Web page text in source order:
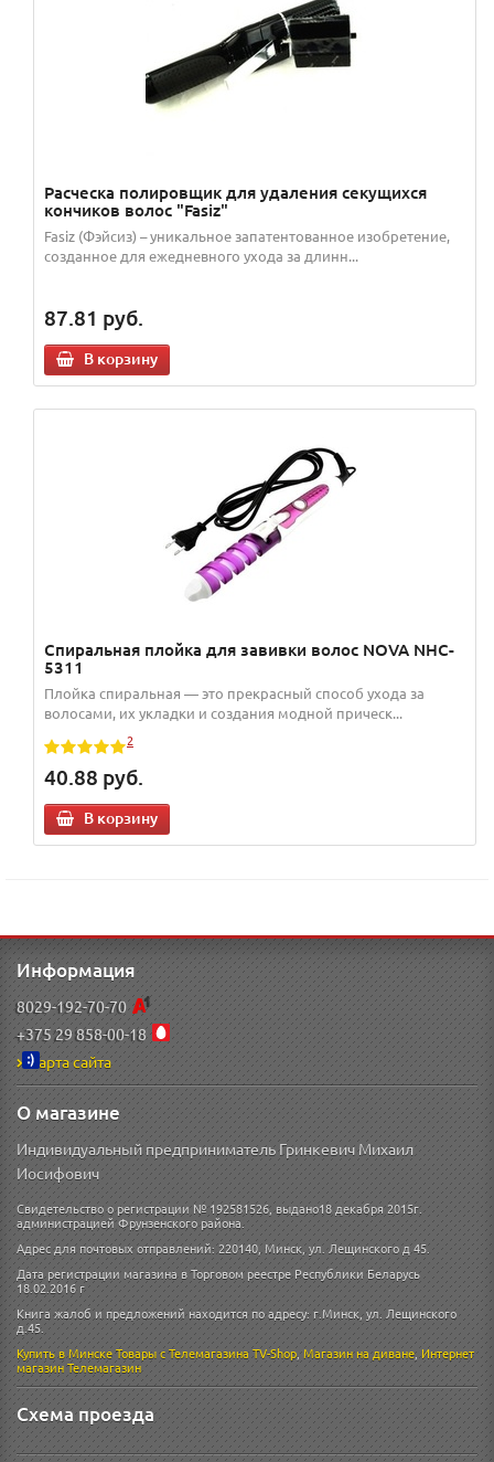
Расческа полировщик для удаления секущихся
кончиков волос "Fasiz"
Fasiz (Фэйcиз) – уникальное запатентованное изобретение,
созданное для ежедневного ухода за длинн...
87.81 руб.
В корзину
Спиральная плойка для завивки волос NOVA NHC-
5311
Плойка спиральная — это прекрасный способ ухода за
волосами, их укладки и создания модной прическ...
2
40.88 руб.
В корзину
Информация
8029-192-70-70
+375 29 858-00-18
Карта сайта
О магазине
Индивидуальный предприниматель Гринкевич Михаил
Иосифович
Свидетельство о регистрации № 192581526, выдано18 декабря 2015г.
администрацией Фрунзенского района.
Адрес для почтовых отправлений: 220140, Минск, ул. Лещинского д 45.
Дата регистрации магазина в Торговом реестре Республики Беларусь
18.02.2016 г
Книга жалоб и предложений находится по адресу: г.Минск, ул. Лещинского
д.45.
Купить в МинскеТовары с Телемагазина TV-Shop,Магазин на диване,Интернет
магазинТелемагазин
Схема проезда